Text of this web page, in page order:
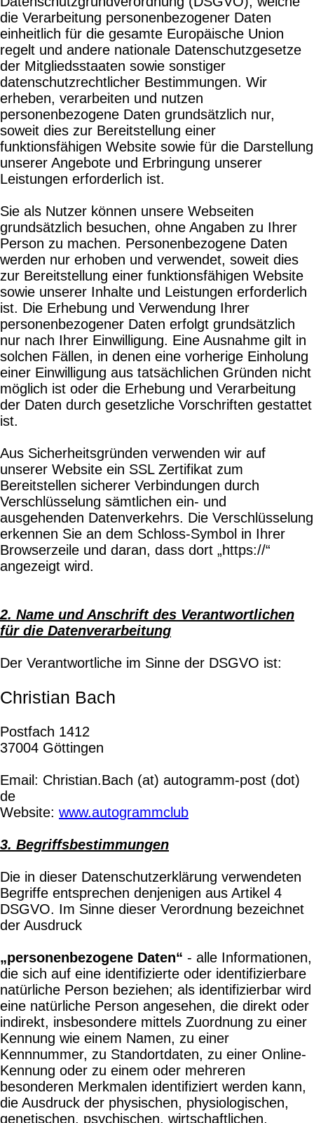
die Verarbeitung personenbezogener Daten
einheitlich für die gesamte Europäische Union
regelt und andere nationale Datenschutzgesetze
der Mitgliedsstaaten sowie sonstiger
datenschutzrechtlicher Bestimmungen. Wir
erheben, verarbeiten und nutzen
personenbezogene Daten grundsätzlich nur,
soweit dies zur Bereitstellung einer
funktionsfähigen Website sowie für die Darstellung
unserer Angebote und Erbringung unserer
Leistungen erforderlich ist.
Sie als Nutzer können unsere Webseiten
grundsätzlich besuchen, ohne Angaben zu Ihrer
Person zu machen. Personenbezogene Daten
werden nur erhoben und verwendet, soweit dies
zur Bereitstellung einer funktionsfähigen Website
sowie unserer Inhalte und Leistungen erforderlich
ist. Die Erhebung und Verwendung Ihrer
personenbezogener Daten erfolgt grundsätzlich
nur nach Ihrer Einwilligung. Eine Ausnahme gilt in
solchen Fällen, in denen eine vorherige Einholung
einer Einwilligung aus tatsächlichen Gründen nicht
möglich ist oder die Erhebung und Verarbeitung
der Daten durch gesetzliche Vorschriften gestattet
ist.
Aus Sicherheitsgründen verwenden wir auf
unserer Website ein SSL Zertifikat zum
Bereitstellen sicherer Verbindungen durch
Verschlüsselung sämtlichen ein- und
ausgehenden Datenverkehrs. Die Verschlüsselung
erkennen Sie an dem Schloss-Symbol in Ihrer
Browserzeile und daran, dass dort „https://“
angezeigt wird.
2. Name und Anschrift des Verantwortlichen
für die Datenverarbeitung
Der Verantwortliche im Sinne der DSGVO ist:
Christian Bach
Postfach 1412
37004 Göttingen
Email: Christian.Bach (at) autogramm-post (dot)
de
Website: www.autogrammclub
3. Begriffsbestimmungen
Die in dieser Datenschutzerklärung verwendeten
Begriffe entsprechen denjenigen aus Artikel 4
DSGVO. Im Sinne dieser Verordnung bezeichnet
der Ausdruck
„personenbezogene Daten“ - alle Informationen,
die sich auf eine identifizierte oder identifizierbare
natürliche Person beziehen; als identifizierbar wird
eine natürliche Person angesehen, die direkt oder
indirekt, insbesondere mittels Zuordnung zu einer
Kennung wie einem Namen, zu einer
Kennnummer, zu Standortdaten, zu einer Online-
Kennung oder zu einem oder mehreren
besonderen Merkmalen identifiziert werden kann,
die Ausdruck der physischen, physiologischen,
genetischen, psychischen, wirtschaftlichen,